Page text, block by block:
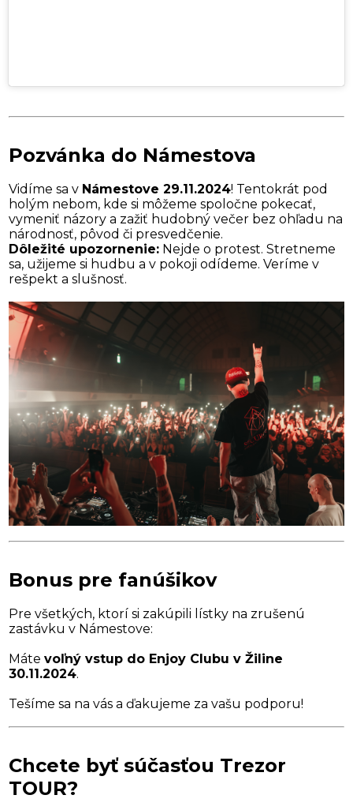
Pozvánka do Námestova
Vidíme sa v Námestove 29.11.2024! Tentokrát pod
holým nebom, kde si môžeme spoločne pokecať,
vymeniť názory a zažiť hudobný večer bez ohľadu na
národnosť, pôvod či presvedčenie.
Dôležité upozornenie: Nejde o protest. Stretneme
sa, užijeme si hudbu a v pokoji odídeme. Veríme v
rešpekt a slušnosť.
Bonus pre fanúšikov
Pre všetkých, ktorí si zakúpili lístky na zrušenú
zastávku v Námestove:
Mátevoľný vstup do Enjoy Clubu v Žiline
30.11.2024.
Tešíme sa na vás a ďakujeme za vašu podporu!
Chcete byť súčasťou Trezor
TOUR?